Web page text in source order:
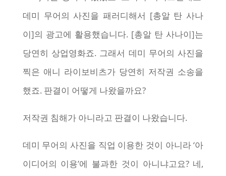
데미 무어의 사진을 패러디해서 [총알 탄 사나
이]의 광고에 활용했습니다. [총알 탄 사나이]는
당연히 상업영화죠. 그래서 데미 무어의 사진을
찍은 애니 라이보비츠가 당연히 저작권 소송을
했죠. 판결이 어떻게 나왔을까요?
저작권 침해가 아니라고 판결이 나왔습니다.
데미 무어의 사진을 직업 이용한 것이 아니라 ‘아
이디어의 이용’에 불과한 것이 아니냐고요? 네,